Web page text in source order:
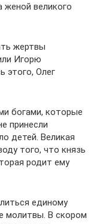
женой великого
жертвы
Игорю
этого, Олег
богами, которые
принесли
детей. Великая
того, что князь
родит ему
единому
молитвы. В скором